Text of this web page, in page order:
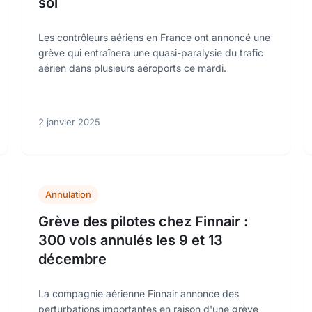
Les contrôleurs aériens en France ont annoncé une
grève qui entraînera une quasi-paralysie du trafic
aérien dans plusieurs aéroports ce mardi.
2 janvier 2025
Annulation
Grève des pilotes chez Finnair :
300 vols annulés les 9 et 13
décembre
La compagnie aérienne Finnair annonce des
perturbations importantes en raison d'une grève